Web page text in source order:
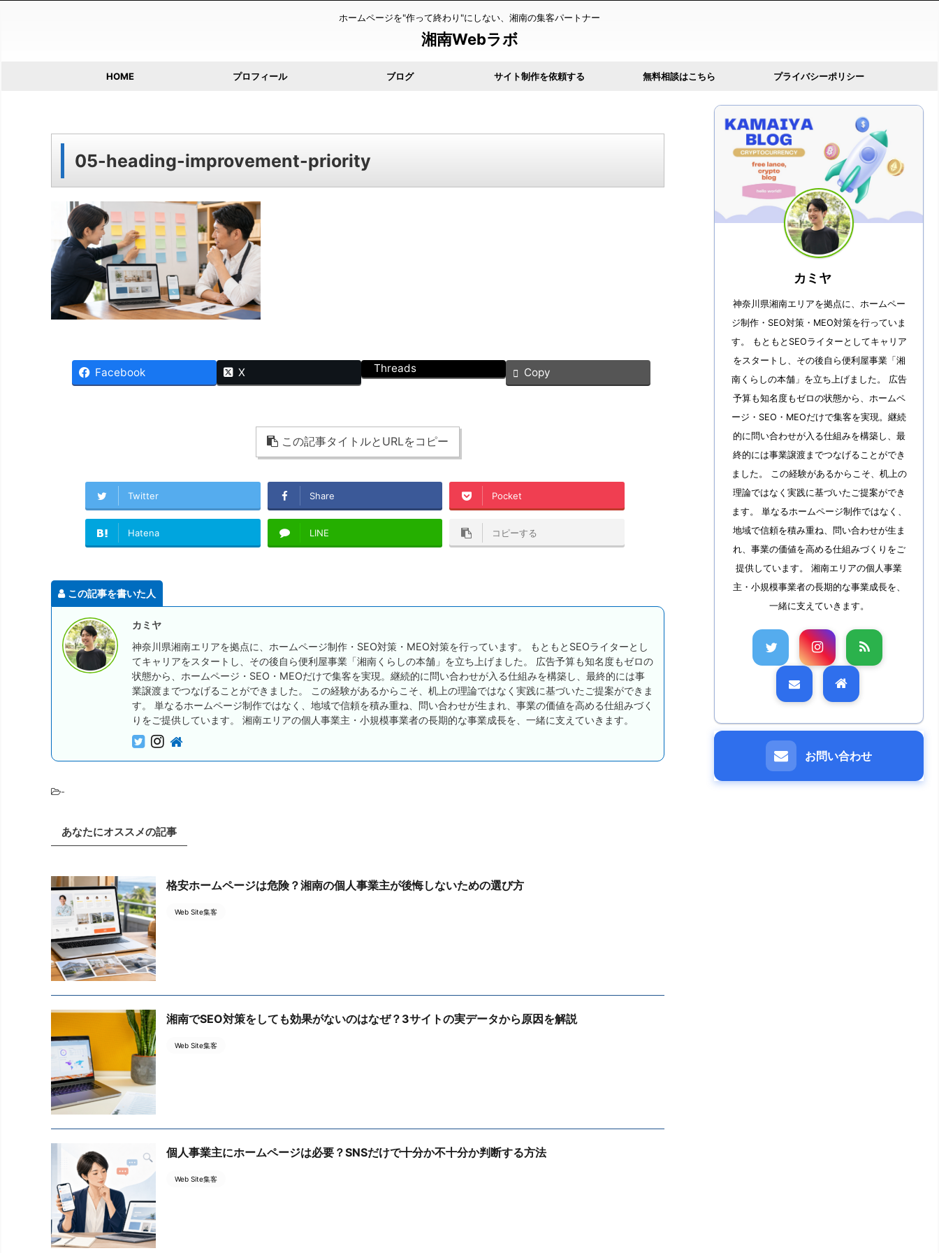
ホームページを"作って終わり"にしない、湘南の集客パートナー
湘南Webラボ
HOME プロフィール ブログ サイト制作を依頼する 無料相談はこちら プライバシーポリシー
05-heading-improvement-priority
Facebook X Threads Copy
この記事タイトルとURLをコピー
Twitter Share Pocket
Hatena LINE コピーする
この記事を書いた人
カミヤ
神奈川県湘南エリアを拠点に、ホームページ制作・SEO対策・MEO対策を行っています。 もともとSEOライターとし
てキャリアをスタートし、その後自ら便利屋事業「湘南くらしの本舗」を立ち上げました。 広告予算も知名度もゼロの
状態から、ホームページ・SEO・MEOだけで集客を実現。継続的に問い合わせが入る仕組みを構築し、最終的には事
業譲渡までつなげることができました。 この経験があるからこそ、机上の理論ではなく実践に基づいたご提案ができま
す。 単なるホームページ制作ではなく、地域で信頼を積み重ね、問い合わせが生まれ、事業の価値を高める仕組みづく
りをご提供しています。 湘南エリアの個人事業主・小規模事業者の長期的な事業成長を、一緒に支えていきます。
-
あなたにオススメの記事
格安ホームページは危険？湘南の個人事業主が後悔しないための選び方
Web Site集客
湘南でSEO対策をしても効果がないのはなぜ？3サイトの実データから原因を解説
Web Site集客
個人事業主にホームページは必要？SNSだけで十分か不十分か判断する方法
Web Site集客
カミヤ
神奈川県湘南エリアを拠点に、ホームペー
ジ制作・SEO対策・MEO対策を行っていま
す。 もともとSEOライターとしてキャリア
をスタートし、その後自ら便利屋事業「湘
南くらしの本舗」を立ち上げました。 広告
予算も知名度もゼロの状態から、ホームペ
ージ・SEO・MEOだけで集客を実現。継続
的に問い合わせが入る仕組みを構築し、最
終的には事業譲渡までつなげることができ
ました。 この経験があるからこそ、机上の
理論ではなく実践に基づいたご提案ができ
ます。 単なるホームページ制作ではなく、
地域で信頼を積み重ね、問い合わせが生ま
れ、事業の価値を高める仕組みづくりをご
提供しています。 湘南エリアの個人事業
主・小規模事業者の長期的な事業成長を、
一緒に支えていきます。
お問い合わせ